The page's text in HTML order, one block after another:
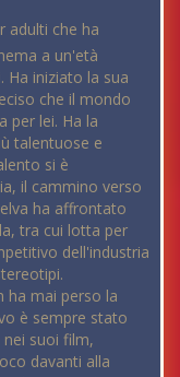
adulti che ha
a un'età
Ha iniziato la sua
che il mondo
per lei. Ha la
talentuose e
si è
il cammino verso
ha affrontato
tra cui lotta per
dell'industria
ha mai perso la
è sempre stato
suoi film,
davanti alla